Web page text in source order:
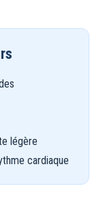
légère
cardiaque